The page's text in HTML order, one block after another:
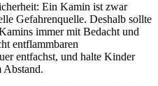
Ein Kamin ist zwar
Gefahrenquelle. Deshalb sollte
immer mit Bedacht und
entflammbaren
entfachst, und halte Kinder
Abstand.